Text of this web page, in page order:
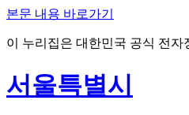
본문 내용 바로가기
이 누리집은 대한민국 공식 전자
서울특별시